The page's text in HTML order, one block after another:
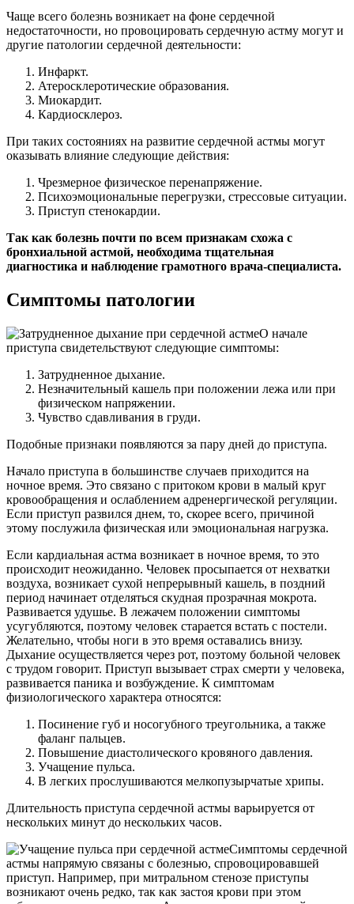
Чаще всего болезнь возникает на фоне сердечной
недостаточности, но провоцировать сердечную астму могут и
другие патологии сердечной деятельности:
Инфаркт.
Атеросклеротические образования.
Миокардит.
Кардиосклероз.
При таких состояниях на развитие сердечной астмы могут
оказывать влияние следующие действия:
Чрезмерное физическое перенапряжение.
Психоэмоциональные перегрузки, стрессовые ситуации.
Приступ стенокардии.
Так как болезнь почти по всем признакам схожа с
бронхиальной астмой, необходима тщательная
диагностика и наблюдение грамотного врача-специалиста.
Симптомы патологии
О начале
приступа свидетельствуют следующие симптомы:
Затрудненное дыхание.
Незначительный кашель при положении лежа или при
физическом напряжении.
Чувство сдавливания в груди.
Подобные признаки появляются за пару дней до приступа.
Начало приступа в большинстве случаев приходится на
ночное время. Это связано с притоком крови в малый круг
кровообращения и ослаблением адренергической регуляции.
Если приступ развился днем, то, скорее всего, причиной
этому послужила физическая или эмоциональная нагрузка.
Если кардиальная астма возникает в ночное время, то это
происходит неожиданно. Человек просыпается от нехватки
воздуха, возникает сухой непрерывный кашель, в поздний
период начинает отделяться скудная прозрачная мокрота.
Развивается удушье. В лежачем положении симптомы
усугубляются, поэтому человек старается встать с постели.
Желательно, чтобы ноги в это время оставались внизу.
Дыхание осуществляется через рот, поэтому больной человек
с трудом говорит. Приступ вызывает страх смерти у человека,
развивается паника и возбуждение. К симптомам
физиологического характера относятся:
Посинение губ и носогубного треугольника, а также
фаланг пальцев.
Повышение диастолического кровяного давления.
Учащение пульса.
В легких прослушиваются мелкопузырчатые хрипы.
Длительность приступа сердечной астмы варьируется от
нескольких минут до нескольких часов.
Симптомы сердечной
астмы напрямую связаны с болезнью, спровоцировавшей
приступ. Например, при митральном стенозе приступы
возникают очень редко, так как застоя крови при этом